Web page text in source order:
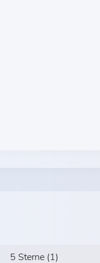
5 Sterne (1)